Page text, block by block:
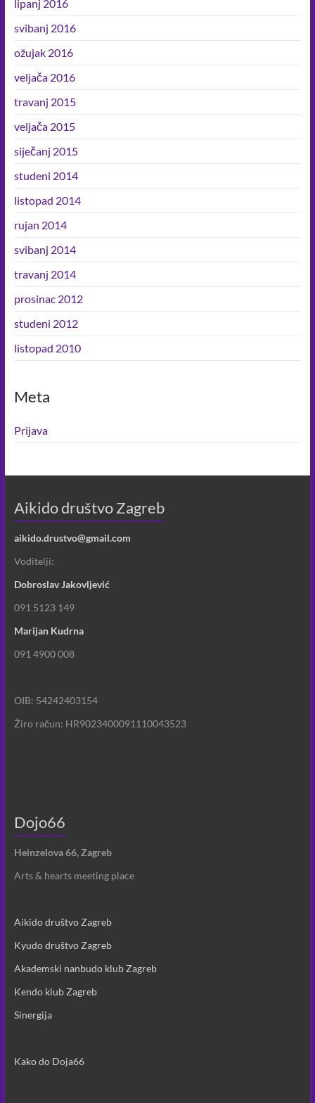
lipanj 2016
svibanj 2016
ožujak 2016
veljača 2016
travanj 2015
veljača 2015
siječanj 2015
studeni 2014
listopad 2014
rujan 2014
svibanj 2014
travanj 2014
prosinac 2012
studeni 2012
listopad 2010
Meta
Prijava
Aikido društvo Zagreb
aikido.drustvo@gmail.com
Voditelji:
Dobroslav Jakovljević
091 5123 149
Marijan Kudrna
091 4900 008
OIB: 54242403154
Žiro račun: HR9023400091110043523
Dojo66
Heinzelova 66, Zagreb
Arts & hearts meeting place
Aikido društvo Zagreb
Kyudo društvo Zagreb
Akademski nanbudo klub Zagreb
Kendo klub Zagreb
Sinergija
Kako do Doja66